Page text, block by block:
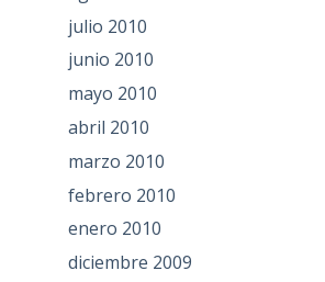
julio 2010
junio 2010
mayo 2010
abril 2010
marzo 2010
febrero 2010
enero 2010
diciembre 2009